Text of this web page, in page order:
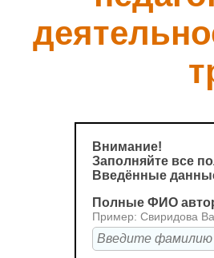
Внимание!
Заполняйте все
Введённые
Полные ФИО
Пример: Свиридова